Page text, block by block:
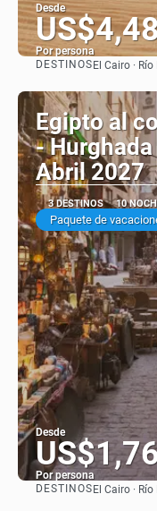
Desde
Por persona
DESTINOSEl Cairo ·
Egipto al
-
Abril 2027
3 DESTINOS 10
Paquete de
Desde
Por persona
DESTINOSEl Cairo ·